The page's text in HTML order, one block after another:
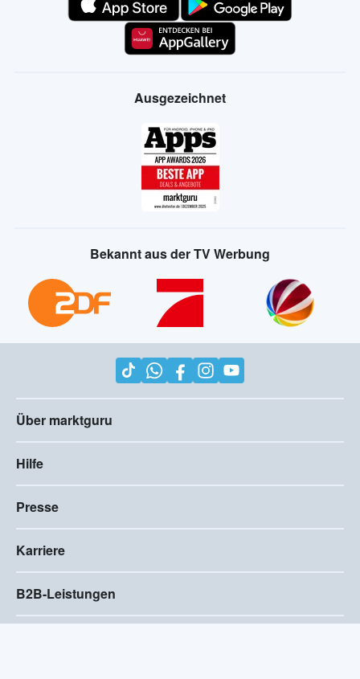
Ausgezeichnet
Bekannt aus der TV Werbung
Über marktguru
Hilfe
Presse
Karriere
B2B-Leistungen